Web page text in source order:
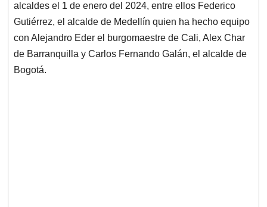
alcaldes el 1 de enero del 2024, entre ellos Federico
Gutiérrez, el alcalde de Medellín quien ha hecho equipo
con Alejandro Eder el burgomaestre de Cali, Alex Char
de Barranquilla y Carlos Fernando Galán, el alcalde de
Bogotá.